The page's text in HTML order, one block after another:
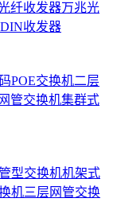
纤收发器万兆光
DIN收发器
POE交换机二层
管交换机集群式
型交换机机架式
机三层网管交换